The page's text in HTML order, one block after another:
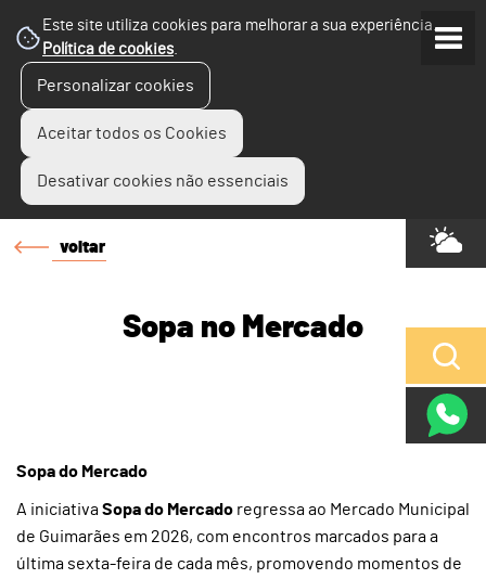
Este site utiliza cookies para melhorar a sua experiência.
Política de cookies.
Personalizar cookies
Aceitar todos os Cookies
Desativar cookies não essenciais
voltar
Sopa no Mercado
Sopa do Mercado
A iniciativaSopa do Mercado regressa ao Mercado Municipal
de Guimarães em 2026, com encontros marcados para a
última sexta-feira de cada mês, promovendo momentos de